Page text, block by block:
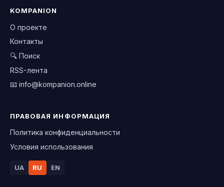
KOMPANION
О проекте
Контакты
🔍 Поиск
RSS-лента
📧 info@kompanion.online
ПРАВОВАЯ ИНФОРМАЦИЯ
Политика конфиденциальности
Условия использования
UA RU EN